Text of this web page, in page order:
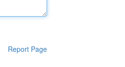
Report Page